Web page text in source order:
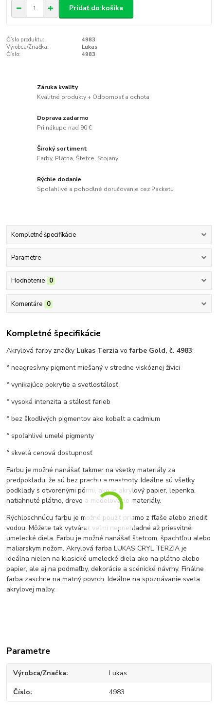
Pridať do košíka
Číslo produktu:
4983
Výrobca/Značka:
Lukas
Číslo:
4983
Záruka kvality
Kvalitné produkty + Odbornosť a ochota
Doprava zadarmo
Pri nákupe nad 90 €
Široký sortiment
Farby, Plátna, Štetce, Stojany
Rýchle dodanie
Spoľahlivé a pohodlné doručovanie cez Packetu
Kompletné špecifikácie
Parametre
Hodnotenie 0
Komentáre 0
Kompletné špecifikácie
Akrylová farby značky Lukas Terzia vofarbe Gold, č. 4983:
° neagresívny pigment miešaný v stredne viskóznej živici
° vynikajúce pokrytie a svetlostálosť
° vysoká intenzita a stálosť farieb
° bez škodlivých pigmentov ako kobalt a cadmium
° spoľahlivé umelé pigmenty
° skvelá cenová dostupnosť
Farbu je možné nanášať takmer na všetky materiály za
predpokladu, že sú bez prachu a mastnoty. Ideálne sú všetky
podklady s otvorenými pórmi, ako je akrylový papier, lepenka,
natiahnuté plátno, drevo a modelovacie materiály.
Rýchloschnúcu farbu je možné použiť priamo z fľaše alebo zriediť
vodou. Môžete tak vytvárať veľmi nepriehľadné až priesvitné
umelecké diela. Farbu je možné nanášať štetcom, špachtľou alebo
maliarskym nožom. Akrylová farba LUKAS CRYL TERZIA je
ideálna nielen na klasické umelecké diela ako na plátno alebo
papier, ale aj na podmaľby, dekorácie a scénické návrhy.Finálne
farba zaschne na matný povrch. Ideálne na spoznávanie sveta
akrylovej maľby.
Parametre
Výrobca/Značka Lukas
Číslo 4983